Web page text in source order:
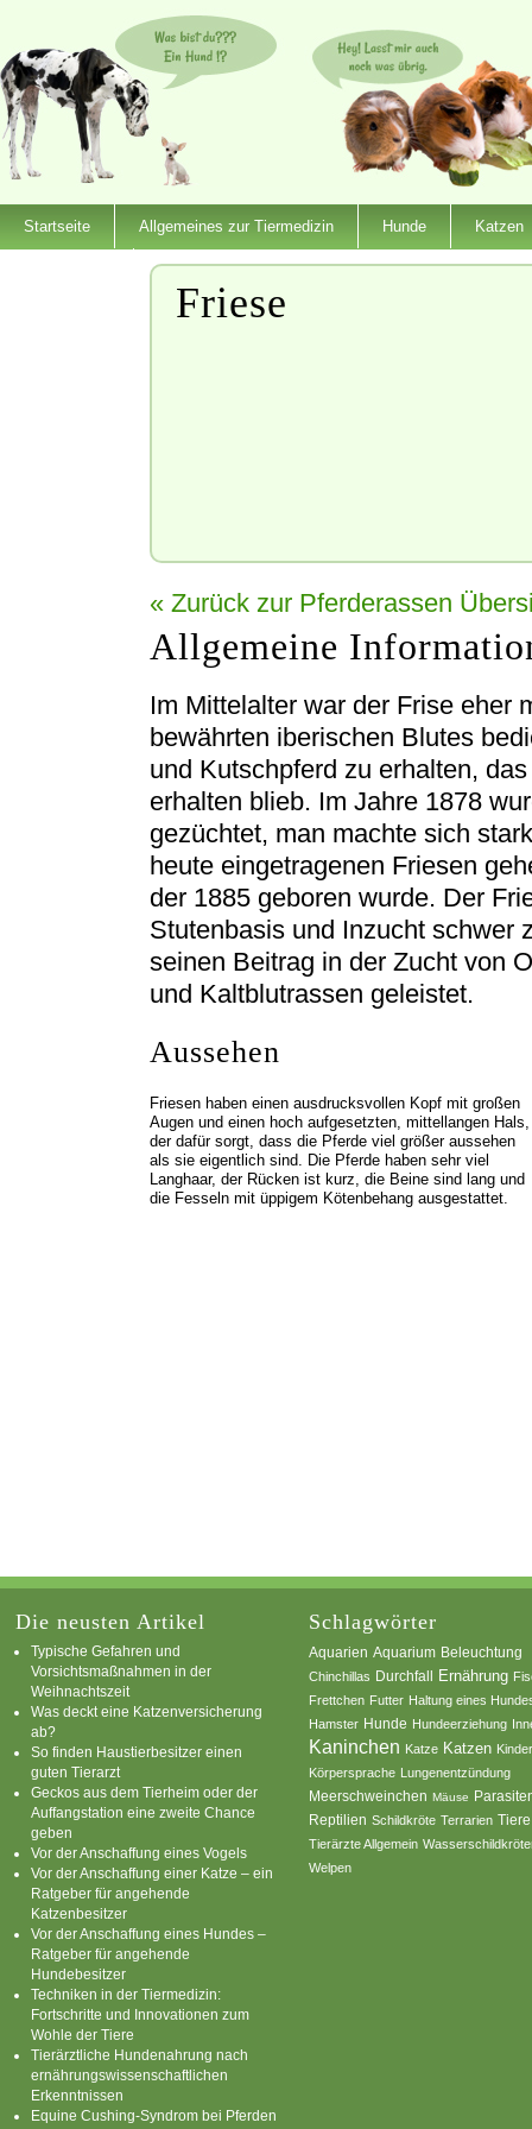
Startseite Allgemeines zur Tiermedizin Hunde Katzen
Friese
« Zurück zur Pferderassen
Allgemeine
Im Mittelalter war der Frise eher
bewährten iberischen Blutes
und Kutschpferd zu erhalten,
erhalten blieb. Im Jahre 1878
gezüchtet, man machte sich
heute eingetragenen Friesen
der 1885 geboren wurde. Der
Stutenbasis und Inzucht schwer
seinen Beitrag in der Zucht von
und Kaltblutrassen geleistet.
Aussehen
Friesen haben einen ausdrucksvollen Kopf mit großen
Augen und einen hoch aufgesetzten, mittellangen Hals,
der dafür sorgt, dass die Pferde viel größer aussehen
als sie eigentlich sind. Die Pferde haben sehr viel
Langhaar, der Rücken ist kurz, die Beine sind lang und
die Fesseln mit üppigem Kötenbehang ausgestattet.
Die neusten Artikel
Typische Gefahren und
Vorsichtsmaßnahmen in der
Weihnachtszeit
Was deckt eine Katzenversicherung
ab?
So finden Haustierbesitzer einen
guten Tierarzt
Geckos aus dem Tierheim oder der
Auffangstation eine zweite Chance
geben
Vor der Anschaffung eines Vogels
Vor der Anschaffung einer Katze – ein
Ratgeber für angehende
Katzenbesitzer
Vor der Anschaffung eines Hundes –
Ratgeber für angehende
Hundebesitzer
Techniken in der Tiermedizin:
Fortschritte und Innovationen zum
Wohle der Tiere
Tierärztliche Hundenahrung nach
ernährungswissenschaftlichen
Erkenntnissen
Equine Cushing-Syndrom bei Pferden
Schlagwörter
Aquarien Aquarium Beleuchtung
Chinchillas Durchfall Ernährung
Frettchen Futter Haltung eines
Hamster Hunde Hundeerziehung
Kaninchen Katze Katzen
Körpersprache Lungenentzündung
Meerschweinchen Mäuse
Reptilien Schildkröte Terrarien Tiere
Tierärzte Allgemein
Welpen